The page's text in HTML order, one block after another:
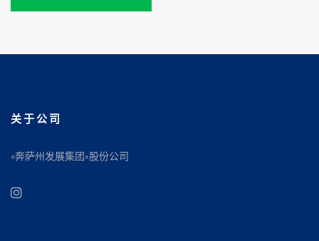
关于公司
«奔萨州发展集团»股份公司